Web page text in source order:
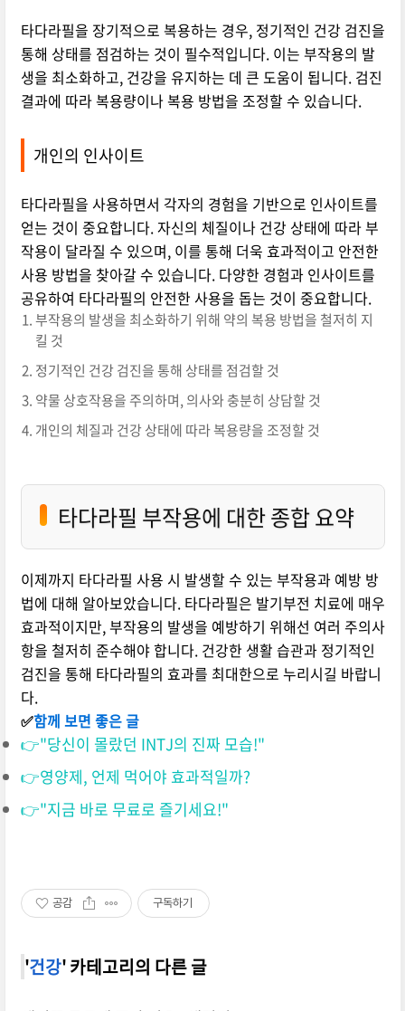
타다라필을 장기적으로 복용하는 경우, 정기적인 건강 검진을
통해 상태를 점검하는 것이 필수적입니다. 이는 부작용의 발
생을 최소화하고, 건강을 유지하는 데 큰 도움이 됩니다. 검진
결과에 따라 복용량이나 복용 방법을 조정할 수 있습니다.
개인의 인사이트
타다라필을 사용하면서 각자의 경험을 기반으로 인사이트를
얻는 것이 중요합니다. 자신의 체질이나 건강 상태에 따라 부
작용이 달라질 수 있으며, 이를 통해 더욱 효과적이고 안전한
사용 방법을 찾아갈 수 있습니다. 다양한 경험과 인사이트를
공유하여 타다라필의 안전한 사용을 돕는 것이 중요합니다.
부작용의 발생을 최소화하기 위해 약의 복용 방법을 철저히 지
킬 것
정기적인 건강 검진을 통해 상태를 점검할 것
약물 상호작용을 주의하며, 의사와 충분히 상담할 것
개인의 체질과 건강 상태에 따라 복용량을 조정할 것
타다라필 부작용에 대한 종합 요약
이제까지 타다라필 사용 시 발생할 수 있는 부작용과 예방 방
법에 대해 알아보았습니다. 타다라필은 발기부전 치료에 매우
효과적이지만, 부작용의 발생을 예방하기 위해선 여러 주의사
항을 철저히 준수해야 합니다. 건강한 생활 습관과 정기적인
검진을 통해 타다라필의 효과를 최대한으로 누리시길 바랍니
다.
✅함께 보면 좋은 글
👉"당신이 몰랐던 INTJ의 진짜 모습!"
👉영양제, 언제 먹어야 효과적일까?
👉"지금 바로 무료로 즐기세요!"
공감 구독하기
'건강' 카테고리의 다른 글